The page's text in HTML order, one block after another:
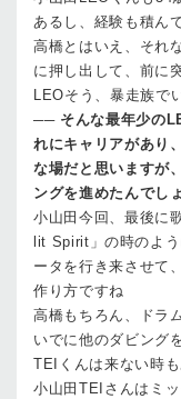
あるし、経験も積ん
高橋とはいえ、それ
に押し出して、前に
LEOそう、暴走族で
── そんな最年少の
れにキャリアがあり
な場だと思いますが
ングを進めたんでし
小山田 今回、最後に
lit Spirit」の時のよ
ータを行き来させて
作り方ですね
高橋もちろん、ドラ
いでに他のダビング
TEIくんは来ない時
小山田 TEIさんはミ